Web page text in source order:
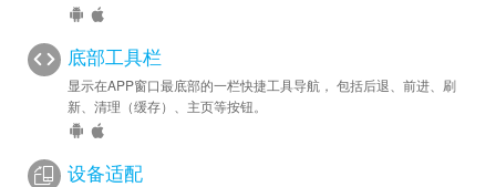
底部工具栏
显示在APP窗口最底部的一栏快捷工具导航， 包括后退、前进、刷
新、清理（缓存）、主页等按钮。
设备适配